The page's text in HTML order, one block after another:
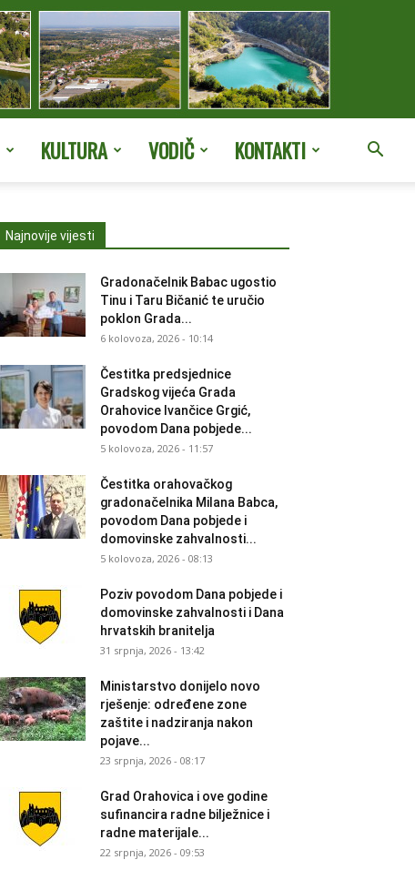
KULTURA VODIČ KONTAKTI
Najnovije vijesti
Gradonačelnik Babac ugostio
Tinu i Taru Bičanić te uručio
poklon Grada...
6 kolovoza, 2026 - 10:14
Čestitka predsjednice
Gradskog vijeća Grada
Orahovice Ivančice Grgić,
povodom Dana pobjede...
5 kolovoza, 2026 - 11:57
Čestitka orahovačkog
gradonačelnika Milana Babca,
povodom Dana pobjede i
domovinske zahvalnosti...
5 kolovoza, 2026 - 08:13
Poziv povodom Dana pobjede i
domovinske zahvalnosti i Dana
hrvatskih branitelja
31 srpnja, 2026 - 13:42
Ministarstvo donijelo novo
rješenje: određene zone
zaštite i nadziranja nakon
pojave...
23 srpnja, 2026 - 08:17
Grad Orahovica i ove godine
sufinancira radne bilježnice i
radne materijale...
22 srpnja, 2026 - 09:53